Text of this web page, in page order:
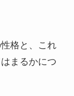
格と、これ
まるかにつ